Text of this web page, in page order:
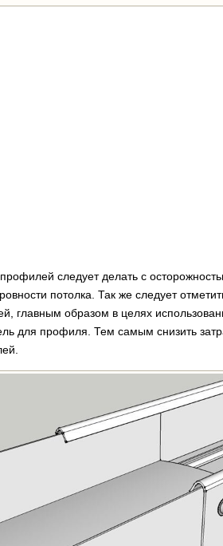
следует делать с
потолка. Так же следует
главным образом в целях
для профиля. Тем самым снизить